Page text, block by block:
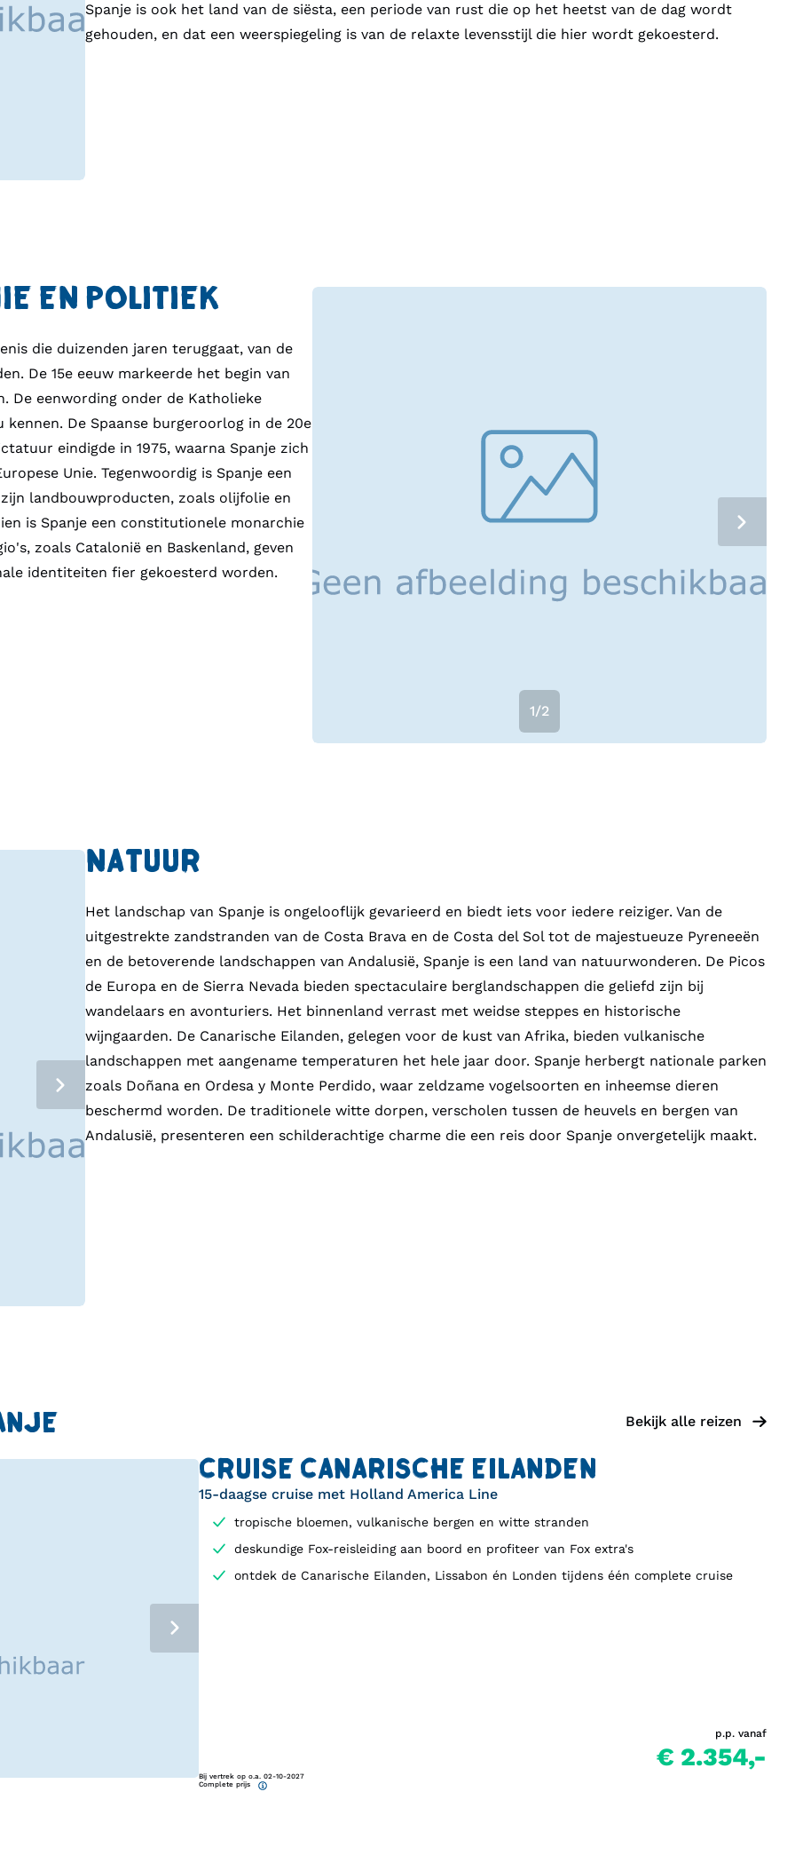
Spanje is ook het land van de siësta, een periode van rust die op het heetst van de dag wordt
gehouden, en dat een weerspiegeling is van de relaxte levensstijl die hier wordt gekoesterd.
EN POLITIEK
die duizenden jaren teruggaat, van de
De 15e eeuw markeerde het begin van
De eenwording onder de Katholieke
De Spaanse burgeroorlog in de 20e
eindigde in 1975, waarna Spanje zich
Unie. Tegenwoordig is Spanje een
landbouwproducten, zoals olijfolie en
is Spanje een constitutionele monarchie
zoals Catalonië en Baskenland, geven
identiteiten fier gekoesterd worden.
1/2
NATUUR
Het landschap van Spanje is ongelooflijk gevarieerd en biedt iets voor iedere reiziger. Van de
uitgestrekte zandstranden van de Costa Brava en de Costa del Sol tot de majestueuze Pyreneeën
en de betoverende landschappen van Andalusië, Spanje is een land van natuurwonderen. De Picos
de Europa en de Sierra Nevada bieden spectaculaire berglandschappen die geliefd zijn bij
wandelaars en avonturiers. Het binnenland verrast met weidse steppes en historische
wijngaarden. De Canarische Eilanden, gelegen voor de kust van Afrika, bieden vulkanische
landschappen met aangename temperaturen het hele jaar door. Spanje herbergt nationale parken
zoals Doñana en Ordesa y Monte Perdido, waar zeldzame vogelsoorten en inheemse dieren
beschermd worden. De traditionele witte dorpen, verscholen tussen de heuvels en bergen van
Andalusië, presenteren een schilderachtige charme die een reis door Spanje onvergetelijk maakt.
Bekijk alle reizen
CRUISE CANARISCHE EILANDEN
15-daagse cruise met Holland America Line
tropische bloemen, vulkanische bergen en witte stranden
deskundige Fox-reisleiding aan boord en profiteer van Fox extra's
ontdek de Canarische Eilanden, Lissabon én Londen tijdens één complete cruise
Bij vertrek op o.a. 02-10-2027
Complete prijs
p.p. vanaf
€ 2.354,-